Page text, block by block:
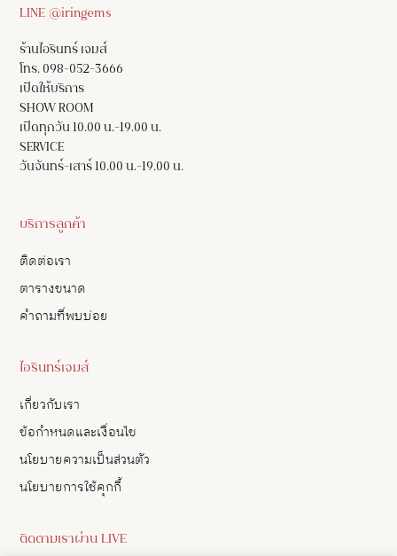
LINE @iringems
ร้านไอรินทร์ เจมส์
โทร. 098-052-3666
เปิดให้บริการ
SHOW ROOM
เปิดทุกวัน 10.00 น.-19.00 น.
SERVICE
วันจันทร์-เสาร์ 10.00 น.-19.00 น.
บริการลูกค้า
ติดต่อเรา
ตารางขนาด
คำถามที่พบบ่อย
ไอรินทร์เจมส์
เกี่ยวกับเรา
ข้อกำหนดและเงื่อนไข
นโยบายความเป็นส่วนตัว
นโยบายการใช้คุกกี้
ติดตามเราผ่าน LIVE